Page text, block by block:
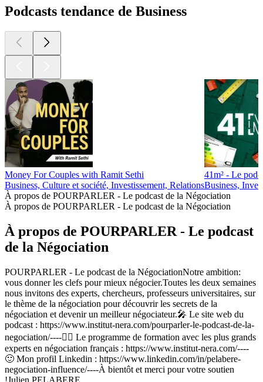
Podcasts tendance de Business
Money For Couples with Ramit Sethi
Business, Culture et société, Investissement, Relations
41m² - Le
Business,
À propos de POURPARLER - Le podcast de la Négociation
À propos de POURPARLER - Le podcast de la Négociation
À propos de POURPARLER - Le podcast
de la Négociation
POURPARLER - Le podcast de la NégociationNotre ambition:
vous donner les clefs pour mieux négocier.Toutes les deux semaines
nous invitons des experts, chercheurs, professeurs universitaires, sur
le thème de la négociation pour découvrir les secrets de la
négociation et devenir un meilleur négociateur.🎤 Le site web du
podcast : https://www.institut-nera.com/pourparler-le-podcast-de-la-
negociation/----🏴‍☠️ Le programme de formation avec les plus grands
experts en négociation français : https://www.institut-nera.com/----
🙂 Mon profil Linkedin : https://www.linkedin.com/in/pelabere-
negociation-influence/----À bientôt et merci pour votre soutien
!Julien PELABERE